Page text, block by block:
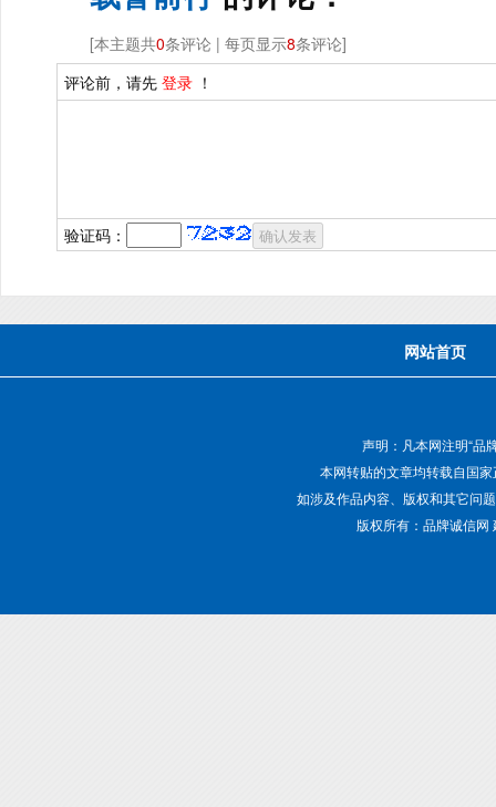
[本主题共0条评论 | 每页显示8条评论]
评论前，请先 登录 ！
验证码：
网站首页
声明：凡本网注明“品
本网转贴的文章均转载自国
如涉及作品内容、版权和其它问
版权所有：品牌诚信